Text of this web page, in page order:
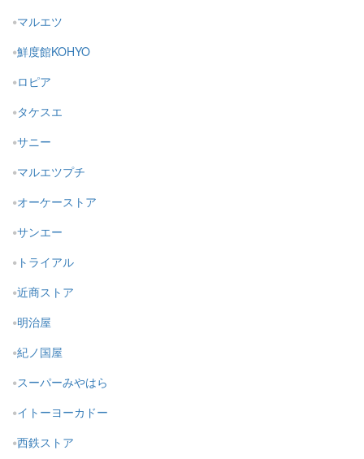
マルエツ
鮮度館KOHYO
ロピア
タケスエ
サニー
マルエツプチ
オーケーストア
サンエー
トライアル
近商ストア
明治屋
紀ノ国屋
スーパーみやはら
イトーヨーカドー
西鉄ストア